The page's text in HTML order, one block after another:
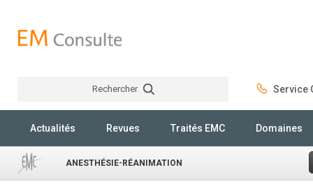
Rechercher Service
Actualités Revues Traités EMC Domaines
ANESTHÉSIE-RÉANIMATION